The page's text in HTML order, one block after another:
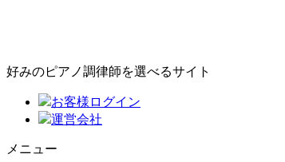
好みのピアノ調律師を選べるサイト
お客様ログイン
運営会社
メニュー